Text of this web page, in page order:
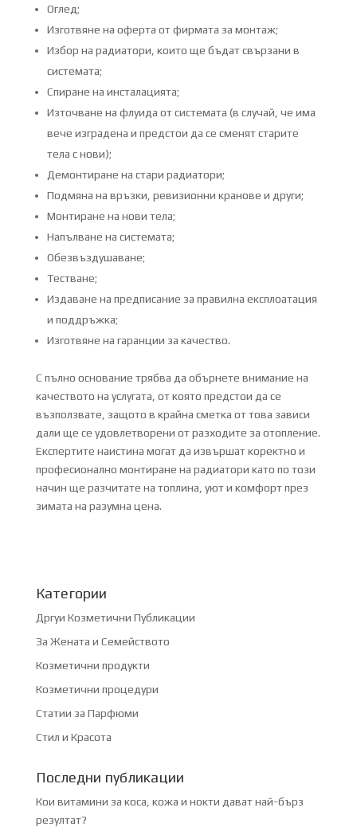
Оглед;
Изготвяне на оферта от фирмата за монтаж;
Избор на радиатори, които ще бъдат свързани в
системата;
Спиране на инсталацията;
Източване на флуида от системата (в случай, че има
вече изградена и предстои да се сменят старите
тела с нови);
Демонтиране на стари радиатори;
Подмяна на връзки, ревизионни кранове и други;
Монтиране на нови тела;
Напълване на системата;
Обезвъздушаване;
Тестване;
Издаване на предписание за правилна експлоатация
и поддръжка;
Изготвяне на гаранции за качество.
С пълно основание трябва да обърнете внимание на
качеството на услугата, от която предстои да се
възползвате, защото в крайна сметка от това зависи
дали ще се удовлетворени от разходите за отопление.
Експертите наистина могат да извършат коректно и
професионално монтиране на радиатори като по този
начин ще разчитате на топлина, уют и комфорт през
зимата на разумна цена.
Категории
Дргуи Козметични Публикации
За Жената и Семейството
Козметични продукти
Козметични процедури
Статии за Парфюми
Стил и Красота
Последни публикации
Кои витамини за коса, кожа и нокти дават най-бърз
резултат?